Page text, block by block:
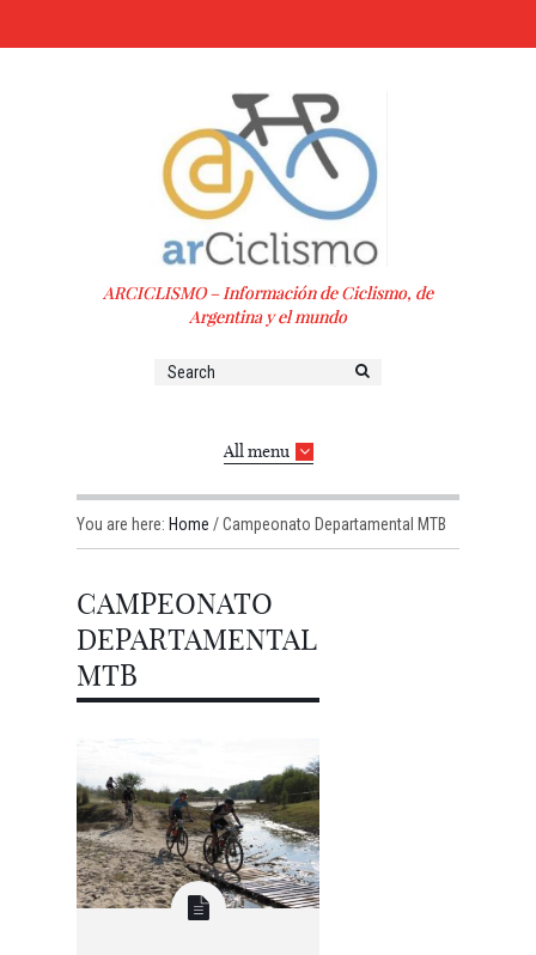
ARCICLISMO – Información de Ciclismo, de
Argentina y el mundo
All menu
You are here: Home /Campeonato Departamental MTB
CAMPEONATO
DEPARTAMENTAL
MTB